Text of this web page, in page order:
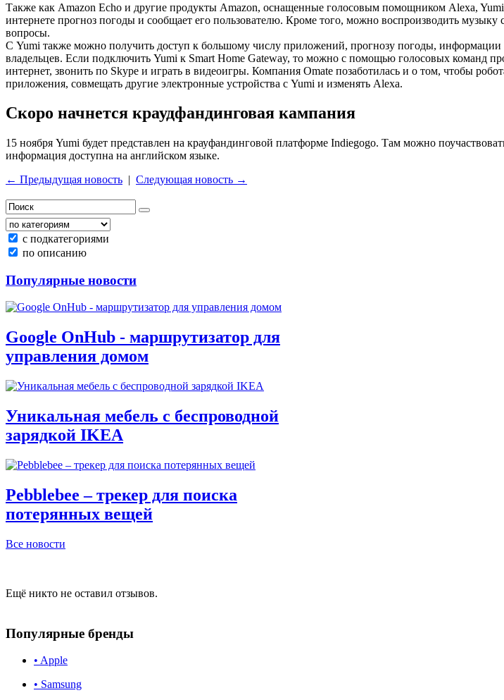
Также как Amazon Echo и другие продукты Amazon, оснащенные голосовым помощником Alexa,
интернете прогноз погоды и сообщает его пользователю. Кроме того, можно воспроизводить
вопросы.
С Yumi также можно получить доступ к большому числу приложений, прогнозу погоды,
владельцев. Если подключить Yumi к Smart Home Gateway, то можно с помощью голосовых команд
интернет, звонить по Skype и играть в видеоигры. Компания Omate позаботилась и о том, чтобы
приложения, совмещать другие электронные устройства с Yumi и изменять Alexa.
Скоро начнется краудфандинговая кампания
15 ноября Yumi будет представлен на крауфандинговой платформе Indiegogo. Там можно
информация доступна на английском языке.
← Предыдущая новость | Следующая новость →
с подкатегориями
по описанию
Популярные новости
Google OnHub - маршрутизатор для
управления домом
Уникальная мебель с беспроводной
зарядкой IKEA
Pebblebee – трекер для поиска
потерянных вещей
Все новости
Ещё никто не оставил отзывов.
Популярные бренды
• Apple
• Samsung